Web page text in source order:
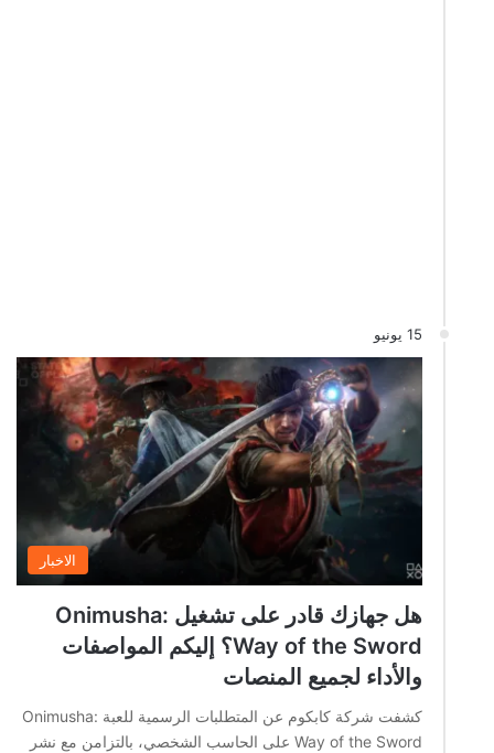
15 يونيو
الاخبار
هل جهازك قادر على تشغيل Onimusha:
Way of the Sword؟ إليكم المواصفات
والأداء لجميع المنصات
كشفت شركة كابكوم عن المتطلبات الرسمية للعبة Onimusha:
Way of the Sword على الحاسب الشخصي، بالتزامن مع نشر